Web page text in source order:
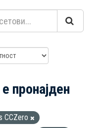
пронајден
CCZero